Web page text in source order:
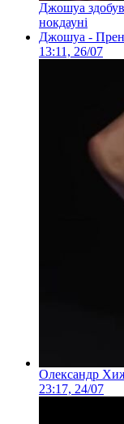
Джошуа
нокдауні
Джошуа -
13:11, 26/07
Олександр
23:17, 24/07